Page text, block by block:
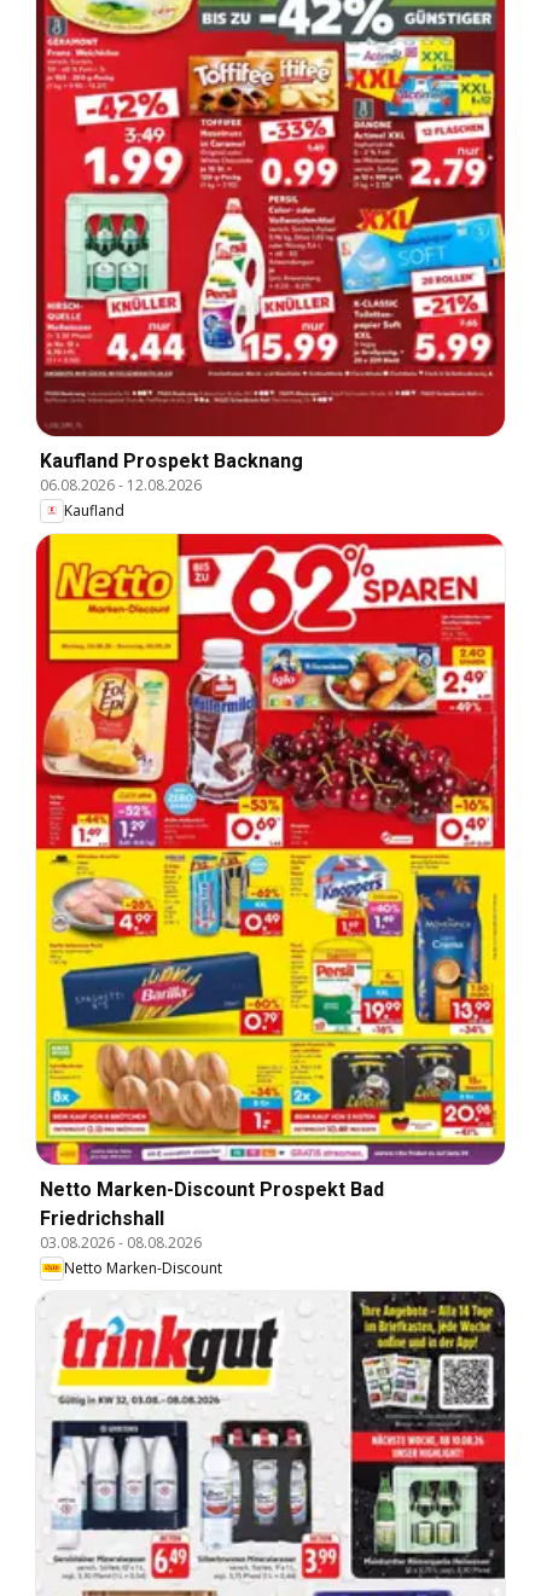
Kaufland Prospekt Backnang
06.08.2026- 12.08.2026
Kaufland
Netto Marken-Discount Prospekt Bad
Friedrichshall
03.08.2026- 08.08.2026
Netto Marken-Discount